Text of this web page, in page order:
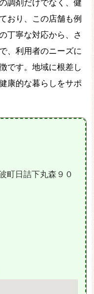
調剤だけでなく、健
おり、この店舗も例
丁寧な対応から、さ
、利用者のニーズに
です。地域に根差し
康的な暮らしをサポ
町日詰下丸森９０